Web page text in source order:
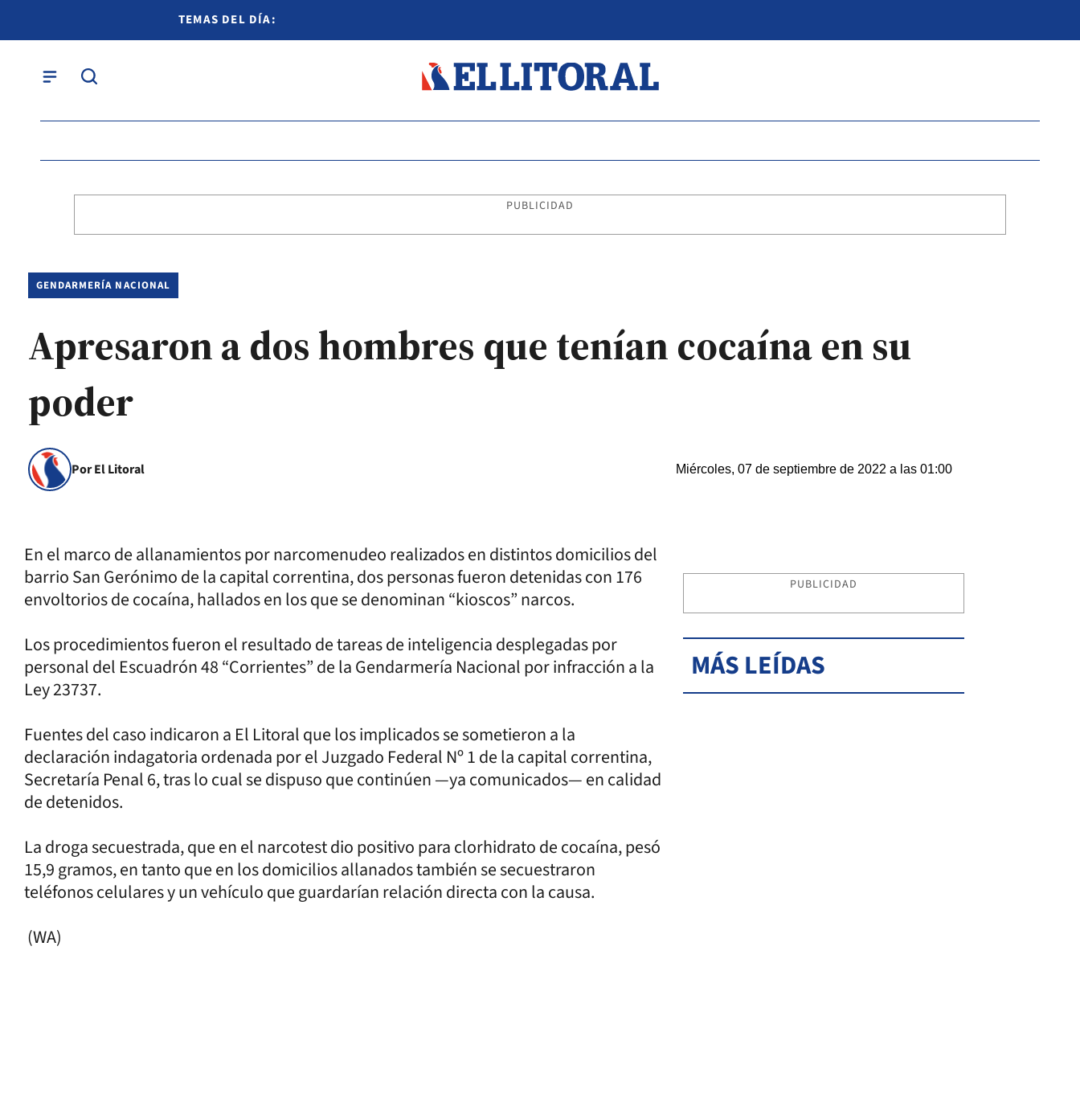
TEMAS DEL DÍA:
PUBLICIDAD
GENDARMERÍA NACIONAL
Apresaron a dos hombres que tenían cocaína en su
poder
Por El Litoral Miércoles, 07 de septiembre de 2022 a las 01:00
En el marco de allanamientos por narcomenudeo realizados en distintos domicilios del
barrio San Gerónimo de la capital correntina, dos personas fueron detenidas con 176
envoltorios de cocaína, hallados en los que se denominan “kioscos” narcos.
Los procedimientos fueron el resultado de tareas de inteligencia desplegadas por
personal del Escuadrón 48 “Corrientes” de la Gendarmería Nacional por infracción a la
Ley 23737.
Fuentes del caso indicaron a El Litoral que los implicados se sometieron a la
declaración indagatoria ordenada por el Juzgado Federal Nº 1 de la capital correntina,
Secretaría Penal 6, tras lo cual se dispuso que continúen —ya comunicados— en calidad
de detenidos.
La droga secuestrada, que en el narcotest dio positivo para clorhidrato de cocaína, pesó
15,9 gramos, en tanto que en los domicilios allanados también se secuestraron
teléfonos celulares y un vehículo que guardarían relación directa con la causa.
(WA)
PUBLICIDAD
MÁS LEÍDAS